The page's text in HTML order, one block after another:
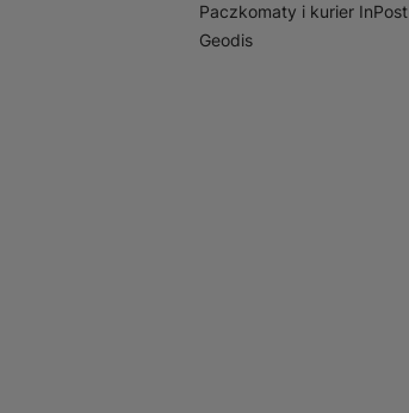
Paczkomaty i kurier InPost
Geodis